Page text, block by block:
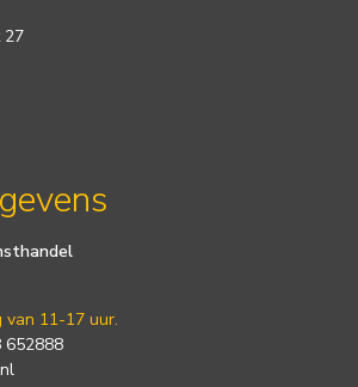
27
van 11-17 uur.
652888